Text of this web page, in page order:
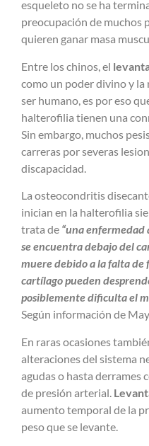
esqueleto no se ha
preocupación de muchos
quieren ganar masa
Entre los chinos, el
como un poder divino y la
ser humano, es por eso
halterofilia tienen una
Sin embargo, muchos
carreras por severas
discapacidad.
La osteocondritis
inician en la halterofilia
trata de “una enfermedad
se encuentra debajo del
muere debido a la falta de
cartílago pueden
posiblemente dificulta el
Según información de
En raras ocasiones
alteraciones del sistema
agudas o hasta derrames
de presión arterial.
aumento temporal de la
peso que se levante.